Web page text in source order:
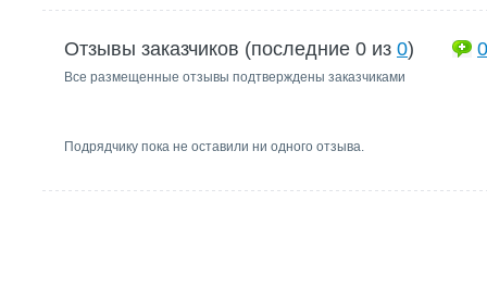
Отзывы заказчиков (последние 0 из 0) 0
Все размещенные отзывы подтверждены заказчиками
Подрядчику пока не оставили ни одного отзыва.